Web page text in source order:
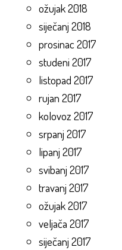
ožujak 2018
siječanj 2018
prosinac 2017
studeni 2017
listopad 2017
rujan 2017
kolovoz 2017
srpanj 2017
lipanj 2017
svibanj 2017
travanj 2017
ožujak 2017
veljača 2017
siječanj 2017